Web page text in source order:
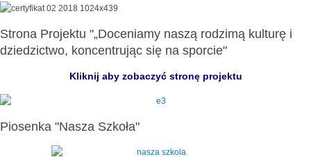
Strona Projektu "„Doceniamy naszą rodzimą kulturę i
dziedzictwo, koncentrując się na sporcie"
Kliknij aby zobaczyć stronę projektu
Piosenka "Nasza Szkoła"